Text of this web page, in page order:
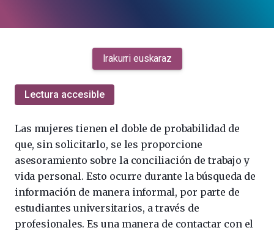
la
la
Irakurri euskaraz
Lectura accesible
Las mujeres tienen el doble de probabilidad de
que, sin solicitarlo, se les proporcione
asesoramiento sobre la conciliación de trabajo y
vida personal. Esto ocurre durante la búsqueda de
información de manera informal, por parte de
estudiantes universitarios, a través de
profesionales. Es una manera de contactar con el